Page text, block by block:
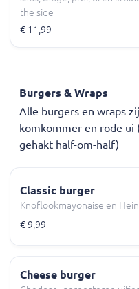
the side
€ 11,99
Burgers & Wraps
Alle burgers en wraps
komkommer en rode ui
gehakt half-om-half)
Classic burger
Knoflookmayonaise en
€ 9,99
Cheese burger